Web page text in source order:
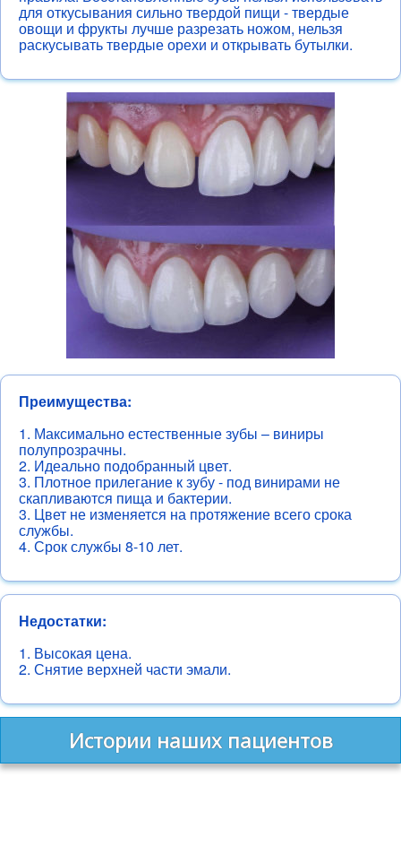
для откусывания сильно твердой пищи - твердые
овощи и фрукты лучше разрезать ножом, нельзя
раскусывать твердые орехи и открывать бутылки.
Преимущества:
1. Максимально естественные зубы – виниры
полупрозрачны.
2. Идеально подобранный цвет.
3. Плотное прилегание к зубу - под винирами не
скапливаются пища и бактерии.
3. Цвет не изменяется на протяжение всего срока
службы.
4. Срок службы 8-10 лет.
Недостатки:
1. Высокая цена.
2. Снятие верхней части эмали.
Истории наших пациентов